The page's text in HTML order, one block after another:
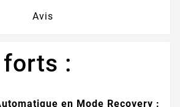
Avis
:
en Mode Recovery :